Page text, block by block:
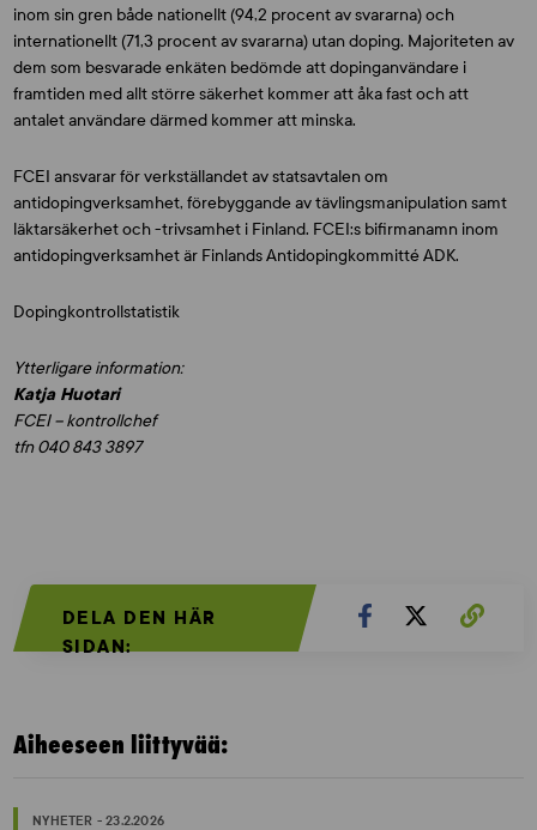
inom sin gren både nationellt (94,2 procent av svararna) och
internationellt (71,3 procent av svararna) utan doping. Majoriteten av
dem som besvarade enkäten bedömde att dopinganvändare i
framtiden med allt större säkerhet kommer att åka fast och att
antalet användare därmed kommer att minska.
FCEI ansvarar för verkställandet av statsavtalen om
antidopingverksamhet, förebyggande av tävlingsmanipulation samt
läktarsäkerhet och -trivsamhet i Finland. FCEI:s bifirmanamn inom
antidopingverksamhet är Finlands Antidopingkommitté ADK.
Dopingkontrollstatistik
Ytterligare information:
Katja Huotari
FCEI – kontrollchef
tfn 040 843 3897
DELA DEN HÄR
SIDAN:
Aiheeseen liittyvää:
NYHETER - 23.2.2026